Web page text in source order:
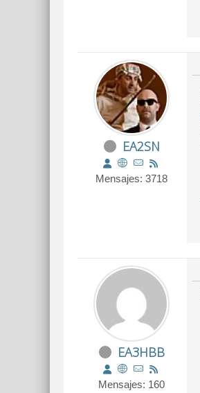
EA2SN
Mensajes: 3718
EA3HBB
Mensajes: 160